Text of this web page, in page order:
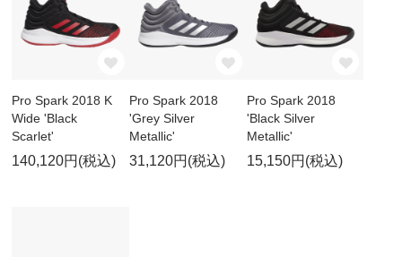
Pro Spark 2018 K
Wide 'Black
Scarlet'
140,120円(税込)
Pro Spark 2018
'Grey Silver
Metallic'
31,120円(税込)
Pro Spark 2018
'Black Silver
Metallic'
15,150円(税込)